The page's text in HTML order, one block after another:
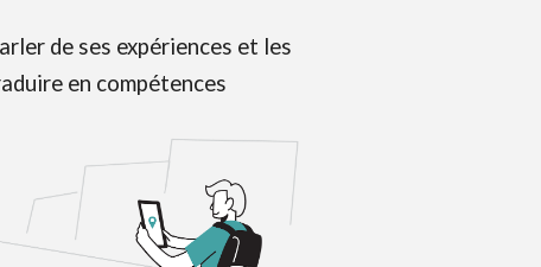
de ses expériences et les
en compétences